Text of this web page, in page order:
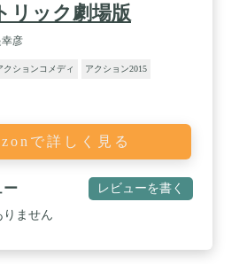
リック劇場版
彦
クションコメディ アクション2015
で詳しく見る
ー レビューを書く
りません